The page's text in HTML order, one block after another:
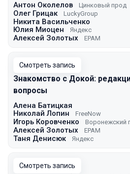
Антон Околелов Цинковый прод
Олег Грицак LuckyGroup
Никита Васильченко
Юлия Миоцен
Яндекс
Алексей Золотых EPAM
Смотреть запись
Знакомство с Докой:
вопросы
Алена Батицкая
Николай Лопин
FreeNow
Игорь Коровченко
Алексей Золотых EPAM
Таня Денисюк Яндекс
Смотреть запись